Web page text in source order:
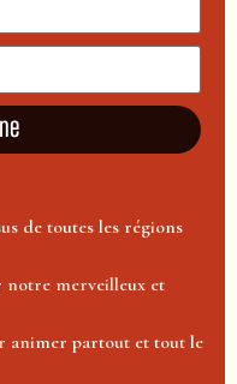
de toutes les régions
notre merveilleux et
animer partout et tout le